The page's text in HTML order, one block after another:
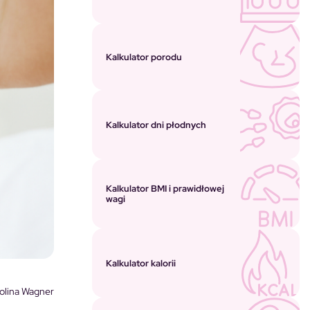
Wagner
Kalkulator porodu
Kalkulator dni płodnych
Kalkulator BMI i prawidłowej
wagi
Kalkulator kalorii